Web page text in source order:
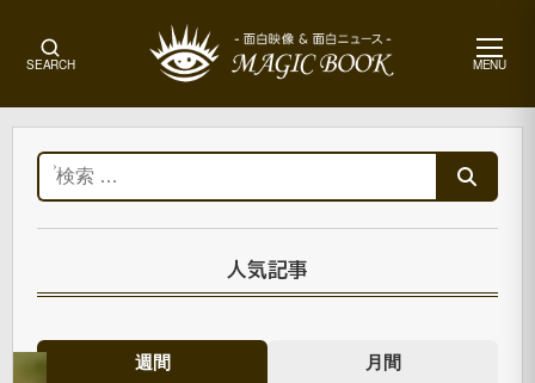
SEARCH MENU
メ
ュ
ー
ー 検
索:
人気記事
週間 月間